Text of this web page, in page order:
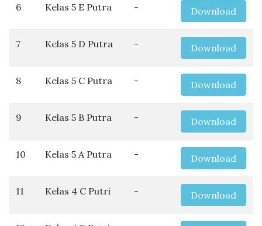
6 Kelas 5 E Putra - Download
7 Kelas 5 D Putra - Download
8 Kelas 5 C Putra - Download
9 Kelas 5 B Putra - Download
10 Kelas 5 A Putra - Download
11 Kelas 4 C Putri - Download